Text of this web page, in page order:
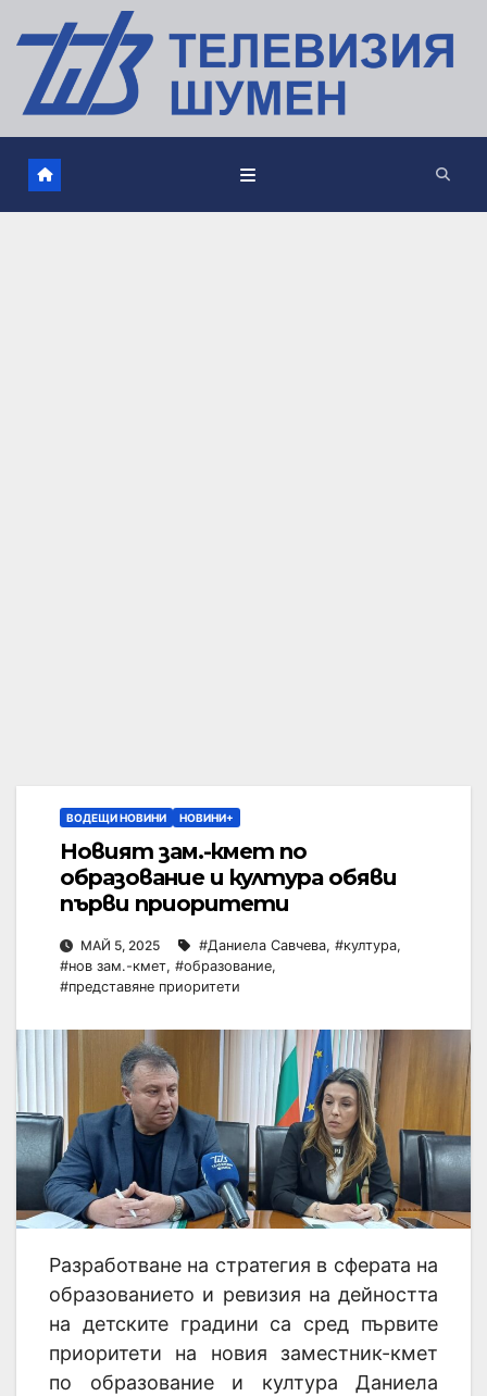
ВОДЕЩИ НОВИНИ НОВИНИ+
Новият зам.-кмет по
образование и култура обяви
първи приоритети
МАЙ 5, 2025 #Даниела Савчева, #култура,
#нов зам.-кмет, #образование,
#представяне приоритети
Разработване на стратегия в сферата на
образованието и ревизия на дейността
на детските градини са сред първите
приоритети на новия заместник-кмет
по образование и култура Даниела